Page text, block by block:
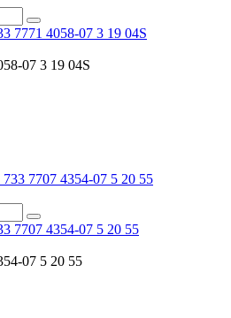
7771 4058-07 3 19 04S
07 3 19 04S
7707 4354-07 5 20 55
07 5 20 55